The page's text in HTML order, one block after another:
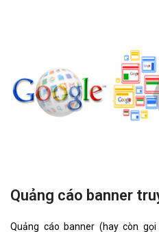
Quảng cáo banner
Quảng cáo banner (hay còn